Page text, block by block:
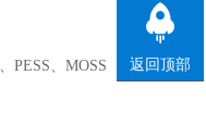
PESS、MOSS
返回顶部